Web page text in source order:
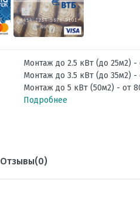
Монтаж до 2.5 кВт (до 25м2) -
Монтаж до 3.5 кВт (до 35м2) -
Монтаж до 5 кВт (50м2) - от
Подробнее
Отзывы(0)